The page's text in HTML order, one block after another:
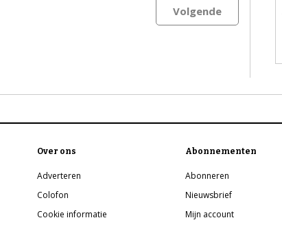
Volgende
Over ons
Adverteren
Colofon
Cookie informatie
Abonnementen
Abonneren
Nieuwsbrief
Mijn account